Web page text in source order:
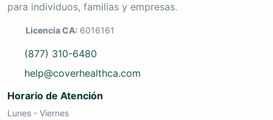
para individuos, familias y empresas.
Licencia CA: 6016161
(877) 310-6480
help@coverhealthca.com
Horario de Atención
Lunes - Viernes